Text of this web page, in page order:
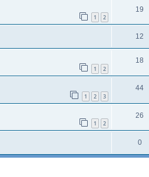
1 2
19
12
1 2
18
1 2 3
44
1 2
26
0